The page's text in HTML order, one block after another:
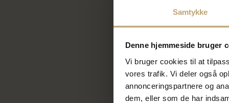
Samtykke
Denne hjemmeside bruger
Vi bruger cookies til at
vores trafik. Vi deler også
annonceringspartnere og
dem, eller som de har
Nyhed
ørering